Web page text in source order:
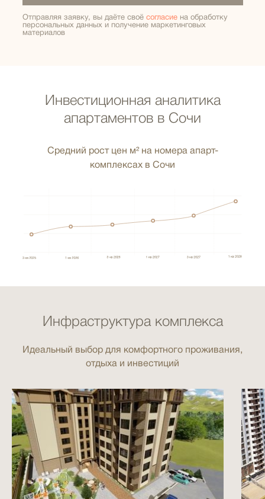
Отправляя заявку, вы даёте своё согласиена обработку
персональных данных и получение маркетинговых
материалов
Инвестиционная аналитика
апартаментов в Сочи
Средний рост цен м² на номера апарт-
комплексах в Сочи
Инфраструктура комплекса
Идеальный выбор для комфортного проживания,
отдыха и инвестиций